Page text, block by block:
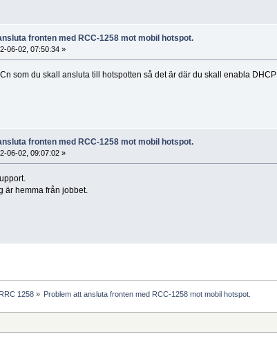
fronten med RCC-1258 mot mobil hotspot.
06-02, 07:50:34 »
som du skall ansluta till hotspotten så det är där du skall enabla DHCP
fronten med RCC-1258 mot mobil hotspot.
06-02, 09:07:02 »
är hemma från jobbet.
1258 » Problem att ansluta fronten med RCC-1258 mot mobil hotspot.